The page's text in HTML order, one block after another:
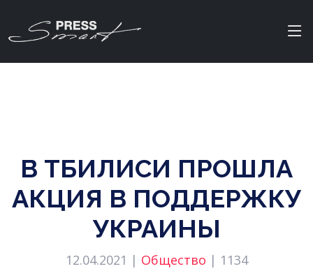
В ТБИЛИСИ ПРОШЛА
АКЦИЯ В ПОДДЕРЖКУ
УКРАИНЫ
12.04.2021 | Общество | 1134